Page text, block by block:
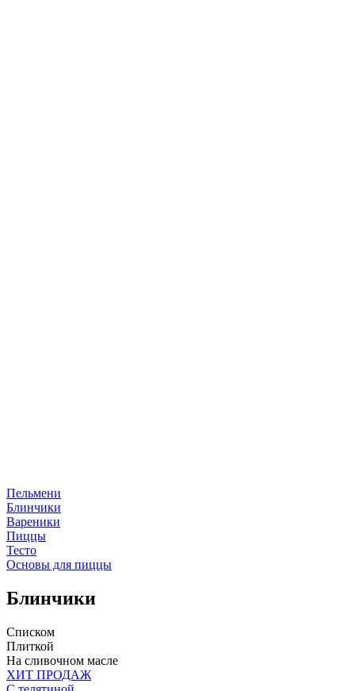
Пельмени
Блинчики
Вареники
Пиццы
Тесто
Основы для пиццы
Блинчики
Списком
Плиткой
На сливочном масле
ХИТ ПРОДАЖ